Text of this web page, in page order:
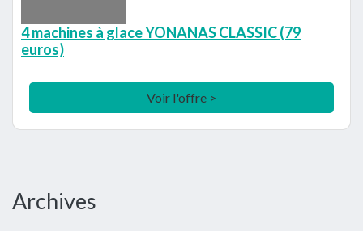
4 machines à glace YONANAS CLASSIC (79
euros)
Voir l'offre >
Barre
Archives